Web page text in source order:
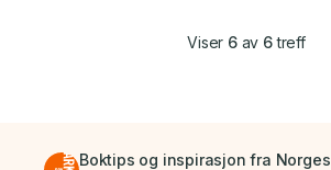
Viser 6av 6treff
Boktips og inspirasjon fra Norges